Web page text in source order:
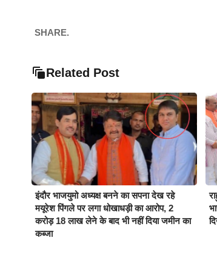
SHARE.
Related Post
इंदौर भाजयुमो अध्यक्ष बनने का सपना देख रहे
मयूरेश पिंगले पर लगा धोखाधड़ी का आरोप, 2
करोड़ 18 लाख लेने के बाद भी नहीं दिया जमीन का
कब्जा